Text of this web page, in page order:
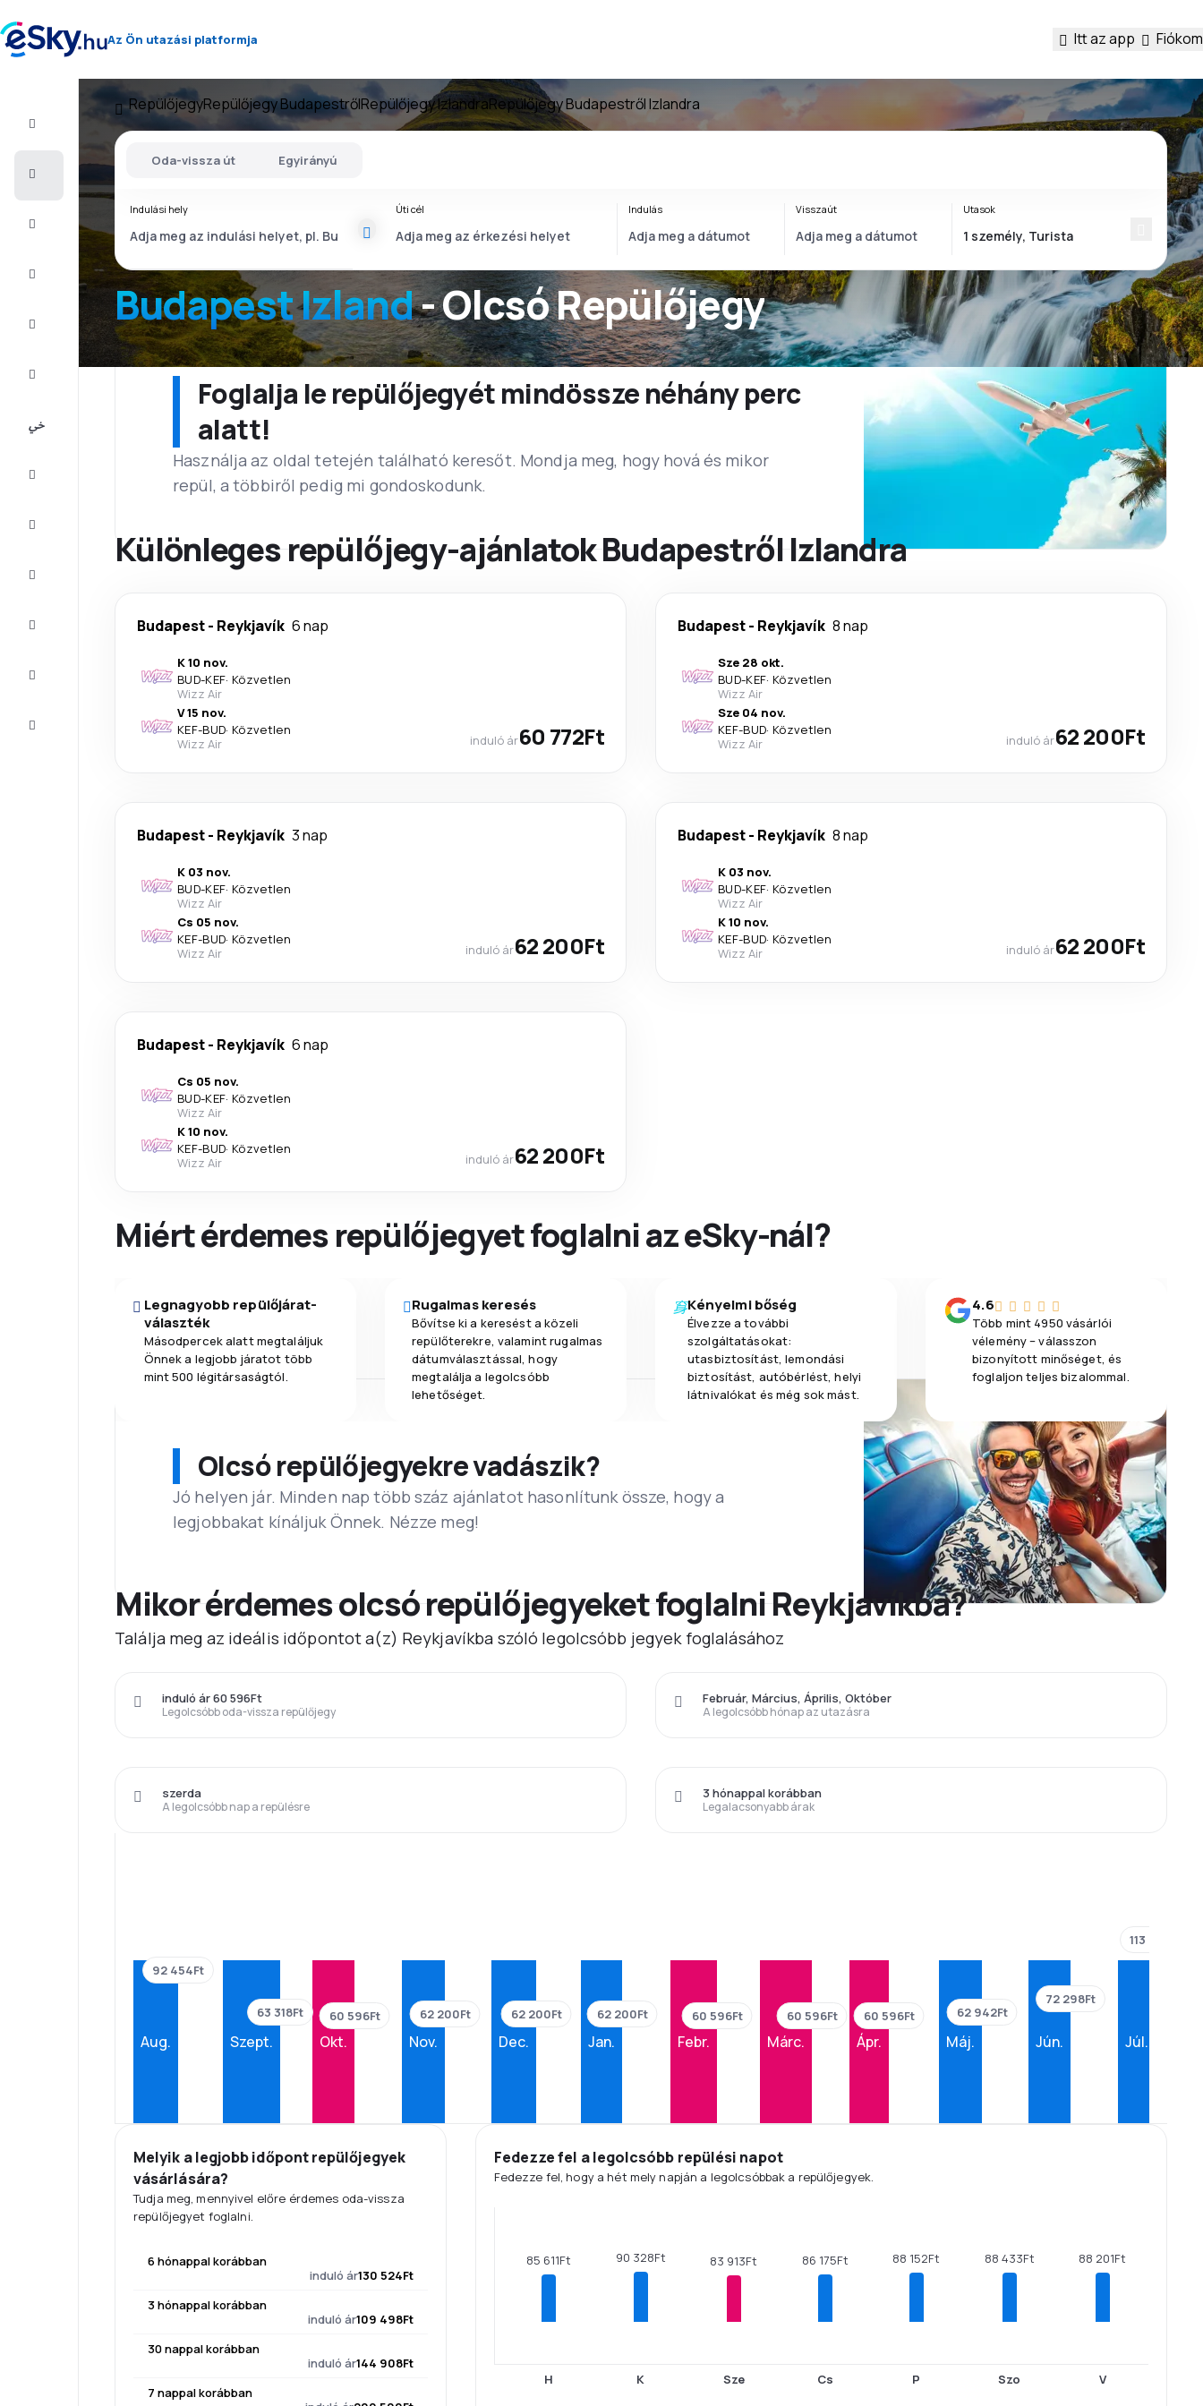
Az Ön utazási platformja Itt az app Fiókom
Nyaralás
RepülőjegyRepülőjegy BudapestrőlRepülőjegy IzlandraRepülőjegy Budapestről Izlandra
Budapest Izland- Olcsó Repülőjegy
Oda-vissza út Egyirányú
Indulási hely Úti cél Indulás Visszaút Utasok
Foglalja le repülőjegyét mindössze néhány perc
alatt!
Használja az oldal tetején található keresőt. Mondja meg, hogy hová és mikor
repül, a többiről pedig mi gondoskodunk.
Különleges repülőjegy-ajánlatok Budapestről Izlandra
Budapest- Reykjavík 6 nap
K 10 nov.
BUD-KEF· Közvetlen
Wizz Air
V 15 nov.
KEF-BUD· Közvetlen
Wizz Air
induló ár60 772Ft
Budapest- Reykjavík 8 nap
Sze 28 okt.
BUD-KEF· Közvetlen
Wizz Air
Sze 04 nov.
KEF-BUD· Közvetlen
Wizz Air
induló ár62 200Ft
Budapest- Reykjavík 3 nap
K 03 nov.
BUD-KEF· Közvetlen
Wizz Air
Cs 05 nov.
KEF-BUD· Közvetlen
Wizz Air
induló ár62 200Ft
Budapest- Reykjavík 8 nap
K 03 nov.
BUD-KEF· Közvetlen
Wizz Air
K 10 nov.
KEF-BUD· Közvetlen
Wizz Air
induló ár62 200Ft
Budapest- Reykjavík 6 nap
Cs 05 nov.
BUD-KEF· Közvetlen
Wizz Air
K 10 nov.
KEF-BUD· Közvetlen
Wizz Air
induló ár62 200Ft
Miért érdemes repülőjegyet foglalni az eSky-nál?
Legnagyobb repülőjárat-
választék
Másodpercek alatt megtaláljuk
Önnek a legjobb járatot több
mint 500 légitársaságtól.
Rugalmas keresés
Bővítse ki a keresést a közeli
repülőterekre, valamint rugalmas
dátumválasztással, hogy
megtalálja a legolcsóbb
lehetőséget.
Kényelmi bőség
Élvezze a további
szolgáltatásokat:
utasbiztosítást, lemondási
biztosítást, autóbérlést, helyi
látnivalókat és még sok mást.
4.6
Több mint 4950 vásárlói
vélemény – válasszon
bizonyított minőséget, és
foglaljon teljes bizalommal.
Olcsó repülőjegyekre vadászik?
Jó helyen jár. Minden nap több száz ajánlatot hasonlítunk össze, hogy a
legjobbakat kínáljuk Önnek. Nézze meg!
Mikor érdemes olcsó repülőjegyeket foglalni Reykjavíkba?
Találja meg az ideális időpontot a(z) Reykjavíkba szóló legolcsóbb jegyek foglalásához
Legolcsóbb oda-vissza repülőjegy
induló ár 60 596Ft
A legolcsóbb hónap az utazásra
Február, Március, Április, Október
A legolcsóbb nap a repülésre
szerda
Legalacsonyabb árak
3 hónappal korábban
Aug.
92 454Ft
Szept.
63 318Ft
Okt.
60 596Ft
Nov.
62 200Ft
Dec.
62 200Ft
Jan.
62 200Ft
Febr.
60 596Ft
Márc.
60 596Ft
Ápr.
60 596Ft
Máj.
62 942Ft
Jún.
72 298Ft
Júl.
113 793Ft
Melyik a legjobb időpont repülőjegyek
vásárlására?
Tudja meg, mennyivel előre érdemes oda-vissza
repülőjegyet foglalni.
6 hónappal korábban
induló ár130 524Ft
3 hónappal korábban
induló ár109 498Ft
30 nappal korábban
induló ár144 908Ft
7 nappal korábban
Fedezze fel a legolcsóbb repülési napot
Fedezze fel, hogy a hét mely napján a legolcsóbbak a repülőjegyek.
85 611Ft
H
90 328Ft
K
83 913Ft
Sze
86 175Ft
Cs
88 152Ft
P
88 433Ft
Szo
88 201Ft
V